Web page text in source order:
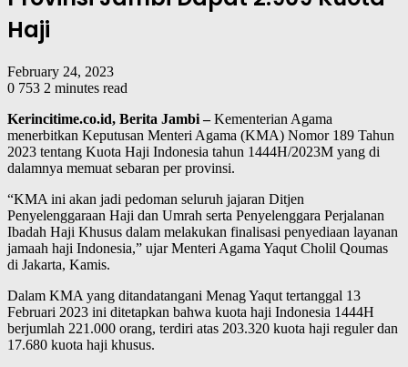
Haji
February 24, 2023
0 753 2 minutes read
Kerincitime.co.id, Berita Jambi –Kementerian Agama
menerbitkan Keputusan Menteri Agama (KMA) Nomor 189 Tahun
2023 tentang Kuota Haji Indonesia tahun 1444H/2023M yang di
dalamnya memuat sebaran per provinsi.
“KMA ini akan jadi pedoman seluruh jajaran Ditjen
Penyelenggaraan Haji dan Umrah serta Penyelenggara Perjalanan
Ibadah Haji Khusus dalam melakukan finalisasi penyediaan layanan
jamaah haji Indonesia,” ujar Menteri Agama Yaqut Cholil Qoumas
di Jakarta, Kamis.
Dalam KMA yang ditandatangani Menag Yaqut tertanggal 13
Februari 2023 ini ditetapkan bahwa kuota haji Indonesia 1444H
berjumlah 221.000 orang, terdiri atas 203.320 kuota haji reguler dan
17.680 kuota haji khusus.